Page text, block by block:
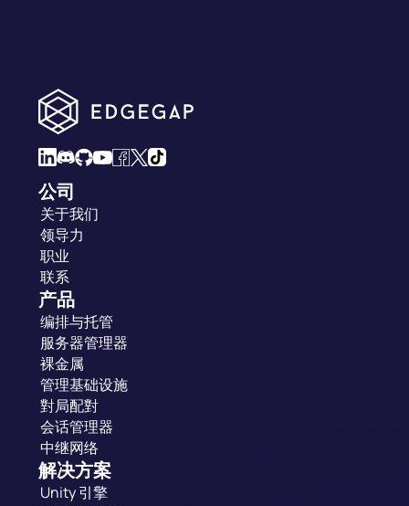
公司
关于我们
领导力
职业
联系
产品
编排与托管
服务器管理器
裸金属
管理基础设施
對局配對
会话管理器
中继网络
解决方案
Unity 引擎